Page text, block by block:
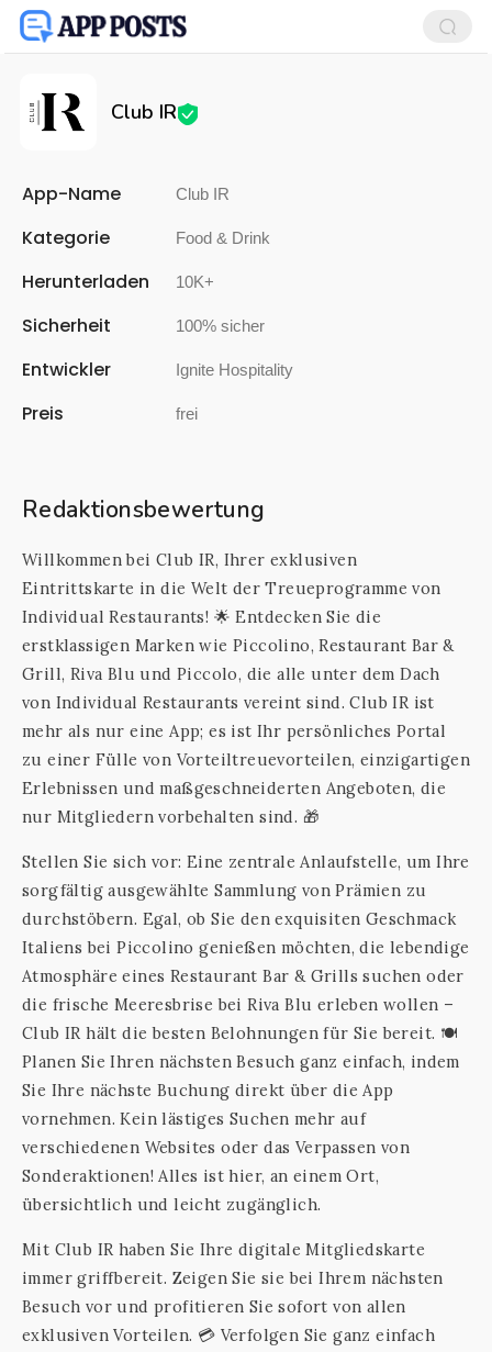
Club IR
App-Name Club IR
Kategorie Food & Drink
Herunterladen 10K+
Sicherheit 100% sicher
Entwickler Ignite Hospitality
Preis frei
Redaktionsbewertung
Willkommen bei Club IR, Ihrer exklusiven
Eintrittskarte in die Welt der Treueprogramme von
Individual Restaurants! 🌟 Entdecken Sie die
erstklassigen Marken wie Piccolino, Restaurant Bar &
Grill, Riva Blu und Piccolo, die alle unter dem Dach
von Individual Restaurants vereint sind. Club IR ist
mehr als nur eine App; es ist Ihr persönliches Portal
zu einer Fülle von Vorteiltreuevorteilen, einzigartigen
Erlebnissen und maßgeschneiderten Angeboten, die
nur Mitgliedern vorbehalten sind. 🎁
Stellen Sie sich vor: Eine zentrale Anlaufstelle, um Ihre
sorgfältig ausgewählte Sammlung von Prämien zu
durchstöbern. Egal, ob Sie den exquisiten Geschmack
Italiens bei Piccolino genießen möchten, die lebendige
Atmosphäre eines Restaurant Bar & Grills suchen oder
die frische Meeresbrise bei Riva Blu erleben wollen –
Club IR hält die besten Belohnungen für Sie bereit. 🍽️
Planen Sie Ihren nächsten Besuch ganz einfach, indem
Sie Ihre nächste Buchung direkt über die App
vornehmen. Kein lästiges Suchen mehr auf
verschiedenen Websites oder das Verpassen von
Sonderaktionen! Alles ist hier, an einem Ort,
übersichtlich und leicht zugänglich.
Mit Club IR haben Sie Ihre digitale Mitgliedskarte
immer griffbereit. Zeigen Sie sie bei Ihrem nächsten
Besuch vor und profitieren Sie sofort von allen
exklusiven Vorteilen. 💳 Verfolgen Sie ganz einfach